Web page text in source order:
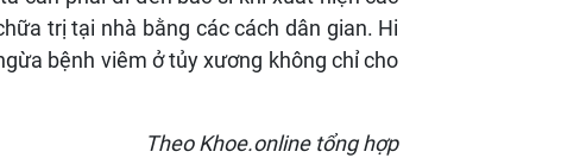
trị tại nhà bằng các cách dân gian. Hi
bệnh viêm ở tủy xương không chỉ cho
Theo Khoe.online tổng hợp